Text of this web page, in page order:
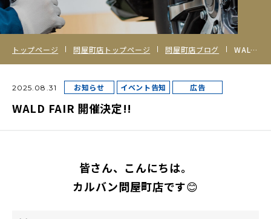
トップページ 問屋町店トップページ 問屋町店ブログ WALD FAIR 開催決定!!
2025.08.31 お知らせ イベント告知 広告
WALD FAIR 開催決定!!
皆さん、こんにちは。
カルバン問屋町店です😊